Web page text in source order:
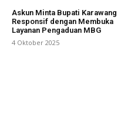
Askun Minta Bupati Karawang
Responsif dengan Membuka
Layanan Pengaduan MBG
4 Oktober 2025